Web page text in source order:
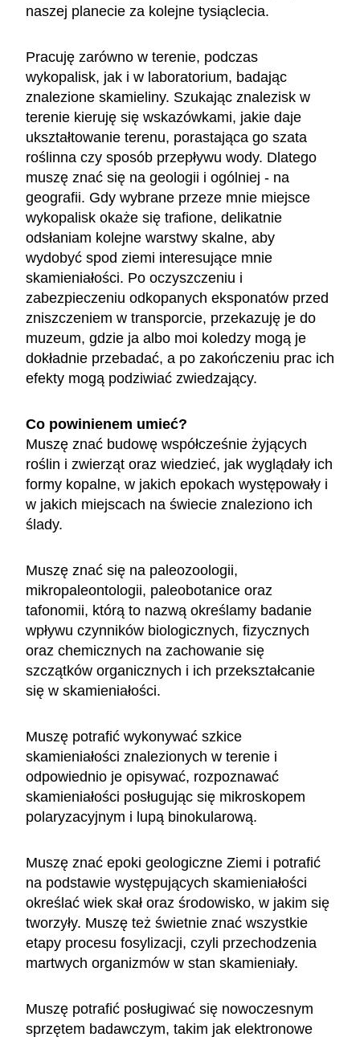
naszej planecie za kolejne tysiąclecia.
Pracuję zarówno w terenie, podczas
wykopalisk, jak i w laboratorium, badając
znalezione skamieliny. Szukając znalezisk w
terenie kieruję się wskazówkami, jakie daje
ukształtowanie terenu, porastająca go szata
roślinna czy sposób przepływu wody. Dlatego
muszę znać się na geologii i ogólniej - na
geografii. Gdy wybrane przeze mnie miejsce
wykopalisk okaże się trafione, delikatnie
odsłaniam kolejne warstwy skalne, aby
wydobyć spod ziemi interesujące mnie
skamieniałości. Po oczyszczeniu i
zabezpieczeniu odkopanych eksponatów przed
zniszczeniem w transporcie, przekazuję je do
muzeum, gdzie ja albo moi koledzy mogą je
dokładnie przebadać, a po zakończeniu prac ich
efekty mogą podziwiać zwiedzający.
Co powinienem umieć?
Muszę znać budowę współcześnie żyjących
roślin i zwierząt oraz wiedzieć, jak wyglądały ich
formy kopalne, w jakich epokach występowały i
w jakich miejscach na świecie znaleziono ich
ślady.
Muszę znać się na paleozoologii,
mikropaleontologii, paleobotanice oraz
tafonomii, którą to nazwą określamy badanie
wpływu czynników biologicznych, fizycznych
oraz chemicznych na zachowanie się
szczątków organicznych i ich przekształcanie
się w skamieniałości.
Muszę potrafić wykonywać szkice
skamieniałości znalezionych w terenie i
odpowiednio je opisywać, rozpoznawać
skamieniałości posługując się mikroskopem
polaryzacyjnym i lupą binokularową.
Muszę znać epoki geologiczne Ziemi i potrafić
na podstawie występujących skamieniałości
określać wiek skał oraz środowisko, w jakim się
tworzyły. Muszę też świetnie znać wszystkie
etapy procesu fosylizacji, czyli przechodzenia
martwych organizmów w stan skamieniały.
Muszę potrafić posługiwać się nowoczesnym
sprzętem badawczym, takim jak elektronowe